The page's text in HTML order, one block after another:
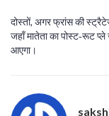
दोस्तों, अगर फ्रांस की
जहाँ मातेता का पोस्ट‑रूट
आएगा।